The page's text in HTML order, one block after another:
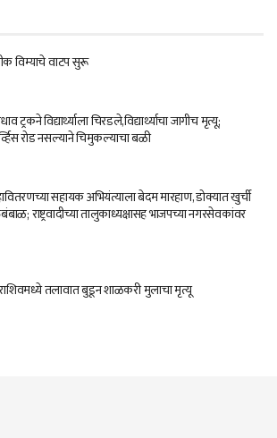
विम्याचे वाटप सुरू
ट्रकने विद्यार्थ्याला चिरडले,विद्यार्थ्याचा जागीच मृत्यू;
रोड नसल्याने चिमुकल्याचा बळी
सहायक अभियंत्याला बेदम मारहाण, डोक्यात खुर्ची
राष्ट्रवादीच्या तालुकाध्यक्षासह भाजपच्या नगरसेवकांवर
तलावात बुडून शाळकरी मुलाचा मृत्यू